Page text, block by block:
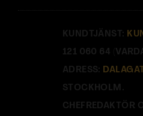
KUNDTJÄNST:
121 060 64
ADRESS:
STOCKHOLM.
CHEFREDAKTÖR